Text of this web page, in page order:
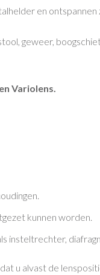
en ontspannen
geweer,
Variolens.
kunnen worden.
insteltrechter,
u alvast de